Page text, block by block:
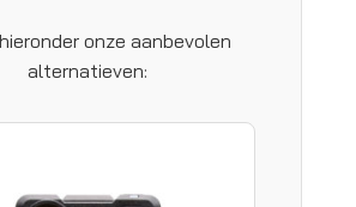
onze aanbevolen
alternatieven: